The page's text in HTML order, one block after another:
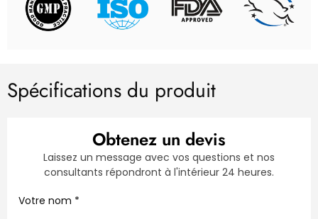
Spécifications du produit
Obtenez un devis
Laissez un message avec vos questions et nos
consultants répondront à l'intérieur 24 heures.
Votre nom *